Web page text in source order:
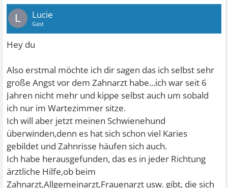
L Lucie
Gast
Hey du
Also erstmal möchte ich dir sagen das ich selbst sehr
große Angst vor dem Zahnarzt habe...ich war seit 6
Jahren nicht mehr und kippe selbst auch um sobald
ich nur im Wartezimmer sitze.
Ich will aber jetzt meinen Schwienehund
überwinden,denn es hat sich schon viel Karies
gebildet und Zahnrisse häufen sich auch.
Ich habe herausgefunden, das es in jeder Richtung
ärztliche Hilfe,ob beim
Zahnarzt,Allgemeinarzt,Frauenarzt usw. gibt, die sich